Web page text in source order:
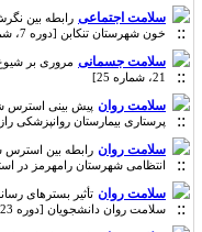
سلامت اجتماعی رابطه بین نگرش
خون شهرستان تنکابن [دوره 7، شماره 11]
سلامت جسمانی مروری بر شیوع،
21، شماره 25]
سلامت روان پیش بینی استرس
پرستاری بیمارستان روانپزشکی رازی [دوره 5،
سلامت روان رابطه بین استرس
انتظامی شهرستان رامهرمز در استان
سلامت روان تأثیر بسترهای
سلامت روان دانشجویان [دوره 23، شماره 27]